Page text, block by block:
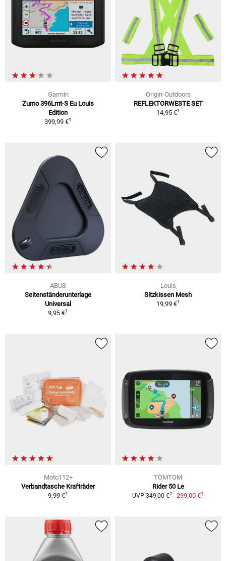
Garmin
Zumo 396Lmt-S Eu Louis
Edition
399,99 €1
Origin-Outdoors
REFLEKTORWESTE SET
14,95 €1
ABUS
Seitenständerunterlage
Universal
9,95 €1
Louis
Sitzkissen Mesh
19,99 €1
Moto112+
Verbandtasche Krafträder
9,99 €1
TOMTOM
Rider 50 Le
UVP 349,00 €2 299,00 €1